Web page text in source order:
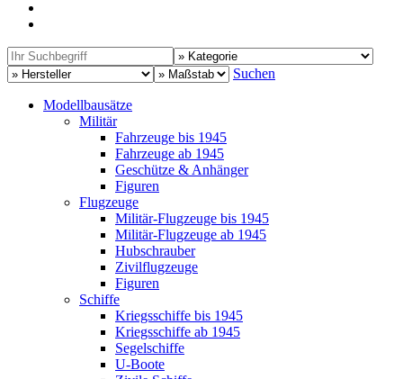
Suchen
Modellbausätze
Militär
Fahrzeuge bis 1945
Fahrzeuge ab 1945
Geschütze & Anhänger
Figuren
Flugzeuge
Militär-Flugzeuge bis 1945
Militär-Flugzeuge ab 1945
Hubschrauber
Zivilflugzeuge
Figuren
Schiffe
Kriegsschiffe bis 1945
Kriegsschiffe ab 1945
Segelschiffe
U-Boote